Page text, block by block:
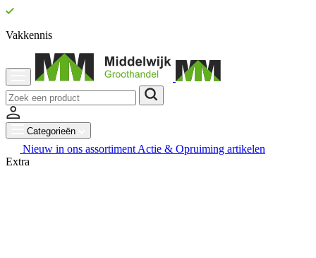
Vakkennis
Categorieën
Nieuw in ons assortiment Actie & Opruiming artikelen
Extra